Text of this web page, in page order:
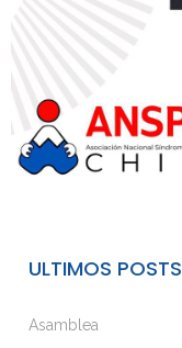
ULTIMOS POSTS
Asamblea